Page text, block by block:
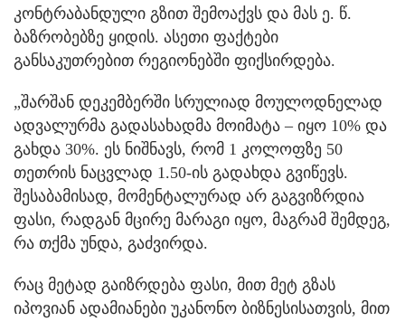
კონტრაბანდული გზით შემოაქვს და მას ე. წ.
ბაზრობებზე ყიდის. ასეთი ფაქტები
განსაკუთრებით რეგიონებში ფიქსირდება.
„შარშან დეკემბერში სრულიად მოულოდნელად
ადვალურმა გადასახადმა მოიმატა – იყო 10% და
გახდა 30%. ეს ნიშნავს, რომ 1 კოლოფზე 50
თეთრის ნაცვლად 1.50-ის გადახდა გვიწევს.
შესაბამისად, მომენტალურად არ გაგვიზრდია
ფასი, რადგან მცირე მარაგი იყო, მაგრამ შემდეგ,
რა თქმა უნდა, გაძვირდა.
რაც მეტად გაიზრდება ფასი, მით მეტ გზას
იპოვიან ადამიანები უკანონო ბიზნესისათვის, მით